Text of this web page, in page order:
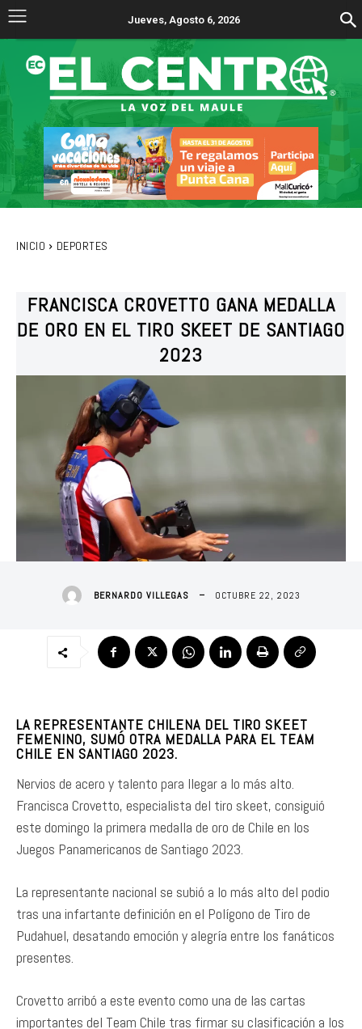
Jueves, Agosto 6, 2026
INICIO DEPORTES
FRANCISCA CROVETTO GANA MEDALLA
DE ORO EN EL TIRO SKEET DE SANTIAGO
2023
BERNARDO VILLEGAS OCTUBRE 22, 2023
LA REPRESENTANTE CHILENA DEL TIRO SKEET
FEMENINO, SUMÓ OTRA MEDALLA PARA EL TEAM
CHILE EN SANTIAGO 2023.
Nervios de acero y talento para llegar a lo más alto.
Francisca Crovetto, especialista del tiro skeet, consiguió
este domingo la primera medalla de oro de Chile en los
Juegos Panamericanos de Santiago 2023.
La representante nacional se subió a lo más alto del podio
tras una infartante definición en el Polígono de Tiro de
Pudahuel, desatando emoción y alegría entre los fanáticos
presentes.
Crovetto arribó a este evento como una de las cartas
importantes del Team Chile tras firmar su clasificación a los